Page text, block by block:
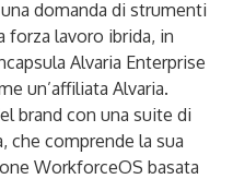
domanda di strumenti
forza lavoro ibrida, in
Alvaria Enterprise
un’affiliata Alvaria.
brand con una suite di
che comprende la sua
WorkforceOS basata